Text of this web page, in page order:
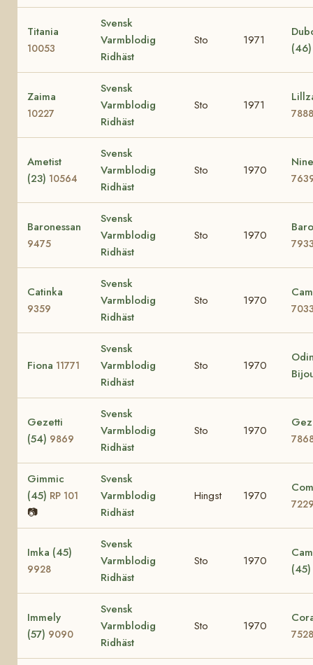
Titania
10053
Svensk
Varmblodig
Ridhäst
Sto 1971
Zaima
10227
Svensk
Varmblodig
Ridhäst
Sto 1971
7888
Ametist
(23) 10564
Svensk
Varmblodig
Ridhäst
Sto 1970
Baronessan
9475
Svensk
Varmblodig
Ridhäst
Sto 1970
Catinka
9359
Svensk
Varmblodig
Ridhäst
Sto 1970
Fiona 11771
Svensk
Varmblodig
Ridhäst
Sto 1970
Gezetti
(54) 9869
Svensk
Varmblodig
Ridhäst
Sto 1970
Gimmic
(45) RP 101
📷
Svensk
Varmblodig
Ridhäst
Hingst 1970
Imka (45)
9928
Svensk
Varmblodig
Ridhäst
Sto 1970
(45)
Immely
(57) 9090
Svensk
Varmblodig
Ridhäst
Sto 1970
7528